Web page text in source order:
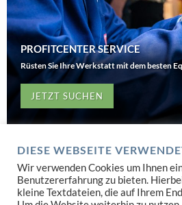
PROFITCENTER SERVICE
Rüsten Sie Ihre Werkstatt mit dem besten
JETZT SUCHEN
DIESE WEBSEITE
Wir verwenden Cookies um Ihnen
Benutzererfahrung zu bieten.
kleine Textdateien, die auf Ihrem